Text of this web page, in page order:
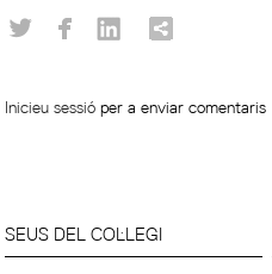
Inicieu sessió per a enviar comentaris
SEUS DEL COL·LEGI